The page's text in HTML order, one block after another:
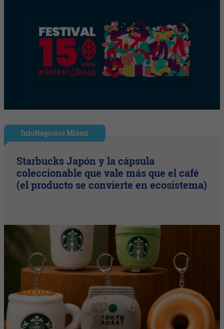
InfoNegocios Miami
Starbucks Japón y la cápsula
coleccionable que vale más que el café
(el producto se convierte en ecosistema)